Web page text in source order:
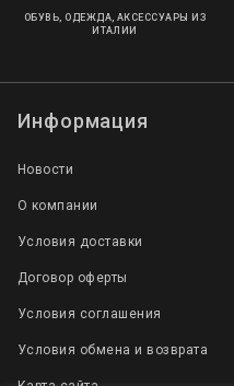
ОБУВЬ, ОДЕЖДА, АКСЕССУАРЫ ИЗ
ИТАЛИИ
Информация
Новости
О компании
Условия доставки
Договор оферты
Условия соглашения
Условия обмена и возврата